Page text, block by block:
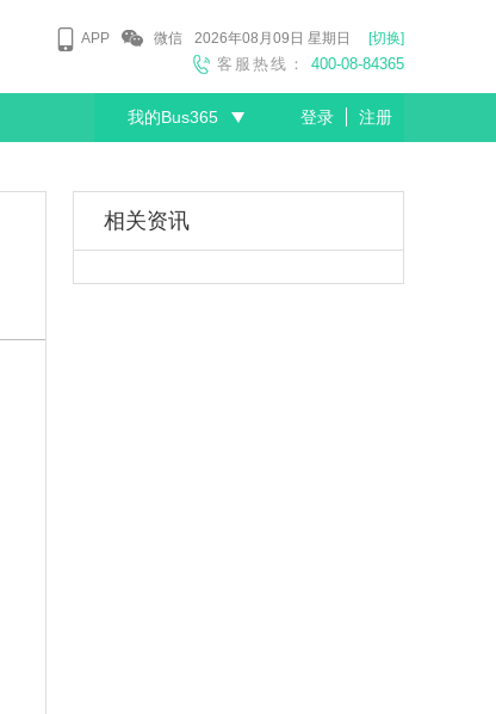
APP 微信 2026年08月09日 星期日 [切换]
客服热线： 400-08-84365
我的Bus365 登录 注册
相关资讯